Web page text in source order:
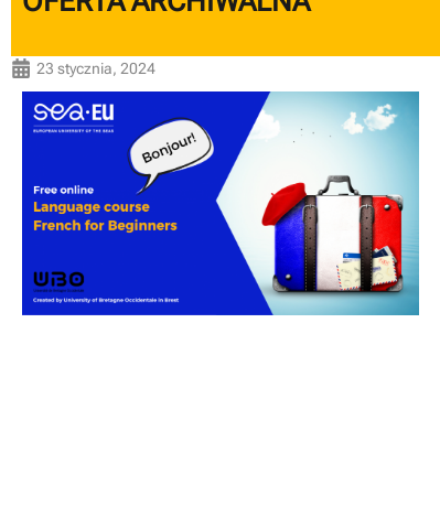
23 stycznia, 2024